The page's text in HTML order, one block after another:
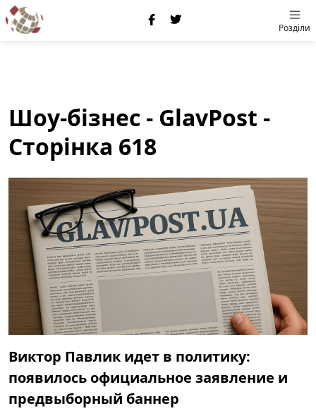
Розділи
Шоу-бізнес - GlavPost -
Сторінка 618
Виктор Павлик идет в политику:
появилось официальное заявление и
предвыборный баннер